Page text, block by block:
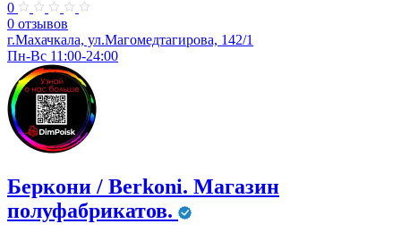
0
0 отзывов
г.Махачкала, ул.Магомедтагирова, 142/1
Пн-Вс 11:00-24:00
Беркони / Berkoni. ​Магазин
полуфабрикатов.